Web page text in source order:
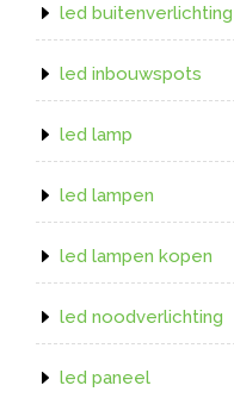
led buitenverlichting
led inbouwspots
led lamp
led lampen
led lampen kopen
led noodverlichting
led paneel